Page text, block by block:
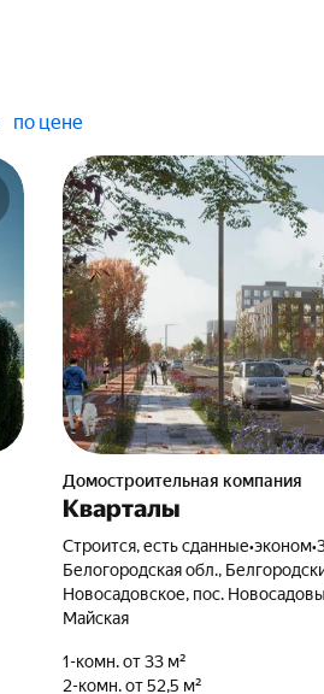
по цене
Домостроительная компания
Кварталы
Строится, есть сданные•эконом•
Белогородская обл.,
Новосадовское, пос.
Майская
1-комн. от 33 м²
2-комн. от 52,5 м²